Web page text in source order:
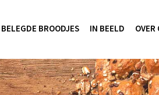
BELEGDE BROODJES IN BEELD OVER